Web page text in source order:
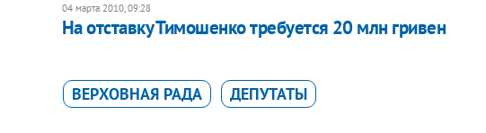
04 марта 2010, 09:28
На отставку Тимошенко требуется 20 млн гривен
ВЕРХОВНАЯ РАДА ДЕПУТАТЫ